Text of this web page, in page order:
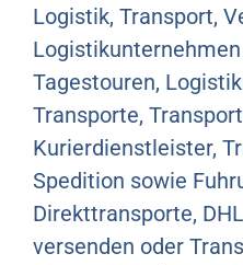
Logistik, Transport,
Tagestouren,
Transporte,
Kurierdienstleister,
Spedition sowie
Direkttransporte,
versenden oder